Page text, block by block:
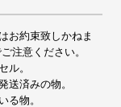
お約束致しかねま
注意ください。
ル。
送済みの物。
る物。